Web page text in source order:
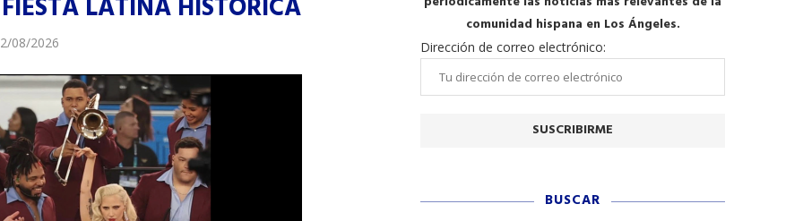
LATINA HISTÓRICA
08/2026
comunidad hispana en Los Ángeles.
Dirección de correo electrónico:
BUSCAR